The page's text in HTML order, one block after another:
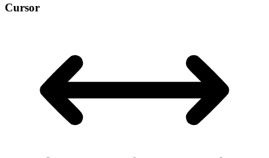
Cursor